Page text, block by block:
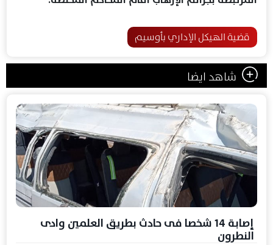
قضية الهيكل الإداري بأوسيم
شاهد ايضا
إصابة 14 شخصا فى حادث بطريق العلمين وادى
النطرون